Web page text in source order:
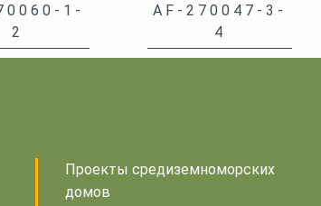
1-
2
AF-270047-3-
4
Проекты средиземноморских
домов